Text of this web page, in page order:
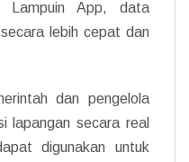
Lampuin App, data
lebih cepat dan
dan pengelola
lapangan secara real
digunakan untuk